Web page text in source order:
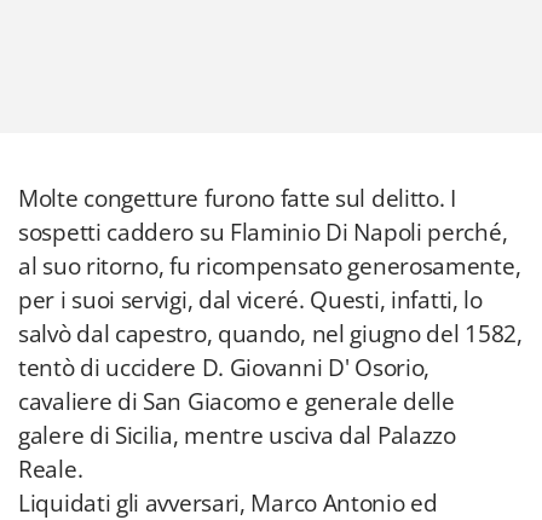
Molte congetture furono fatte sul delitto. I
sospetti caddero su Flaminio Di Napoli perché,
al suo ritorno, fu ricompensato generosamente,
per i suoi servigi, dal viceré. Questi, infatti, lo
salvò dal capestro, quando, nel giugno del 1582,
tentò di uccidere D. Giovanni D' Osorio,
cavaliere di San Giacomo e generale delle
galere di Sicilia, mentre usciva dal Palazzo
Reale.
Liquidati gli avversari, Marco Antonio ed